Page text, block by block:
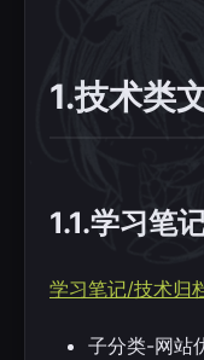
1.技术类
1.1.学习笔
学习笔记/技术归
子分类-网站